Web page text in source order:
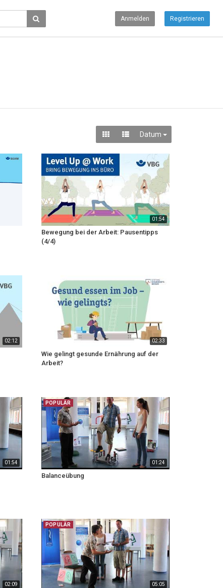
Anmelden Registrieren
Datum
01:54
Bewegung bei der Arbeit: Pausentipps
(4/4)
02:12 02:33
Wie gelingt gesunde Ernährung auf der
Arbeit?
01:54 01:24
POPULÄR
Balanceübung
02:09 05:05
POPULÄR